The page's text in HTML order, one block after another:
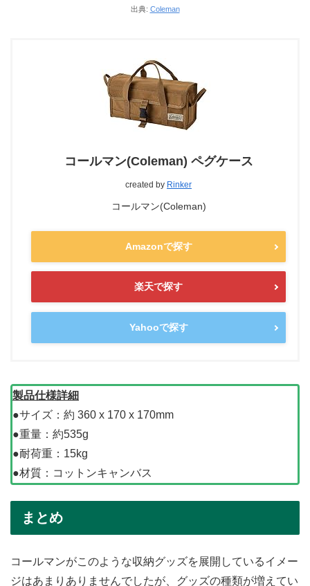
出典: Coleman
コールマン(Coleman) ペグケース
created by Rinker
コールマン(Coleman)
Amazonで探す
楽天で探す
Yahooで探す
製品仕様詳細
●サイズ：約 360 x 170 x 170mm
●重量：約535g
●耐荷重：15kg
●材質：コットンキャンバス
まとめ
コールマンがこのような収納グッズを展開しているイメー
ジはあまりありませんでしたが、グッズの種類が増えてい